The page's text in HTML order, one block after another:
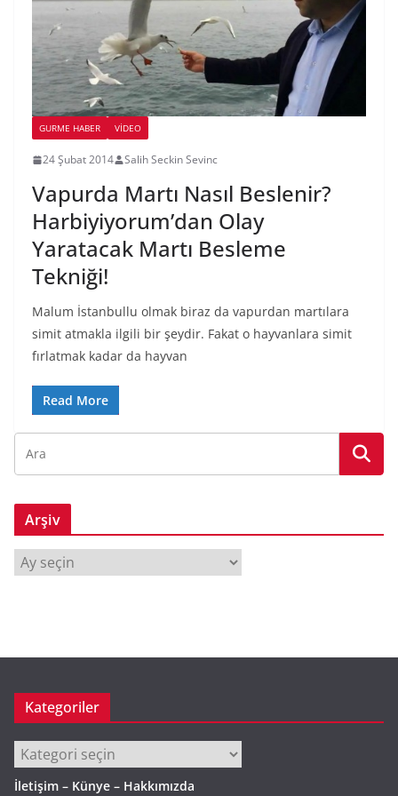
GURME HABER VIDEO
24 Şubat 2014 Salih Seckin Sevinc
Vapurda Martı Nasıl Beslenir?
Harbiyiyorum’dan Olay
Yaratacak Martı Besleme
Tekniği!
Malum İstanbullu olmak biraz da vapurdan martılara
simit atmakla ilgili bir şeydir. Fakat o hayvanlara simit
fırlatmak kadar da hayvan
Read More
Arşiv
r
Kategoriler
Kategoriler
İletişim – Künye – Hakkımızda